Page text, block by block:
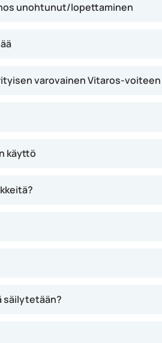
unohtunut/lopettaminen
varovainen Vitaros-voiteen
käyttö
säilytetään?